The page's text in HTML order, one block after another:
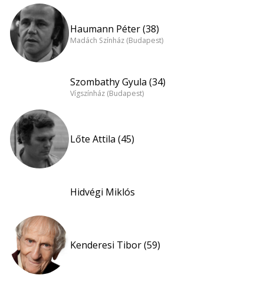
Haumann Péter (38)
Madách Színház (Budapest)
Szombathy Gyula (34)
Vígszínház (Budapest)
Lőte Attila (45)
Hidvégi Miklós
Kenderesi Tibor (59)